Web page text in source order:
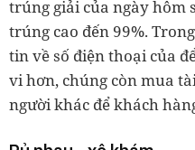
trúng giải của ngày hôm
trúng cao đến 99%.
tin về số điện thoại của
vi hơn, chúng còn mua
người khác để khách